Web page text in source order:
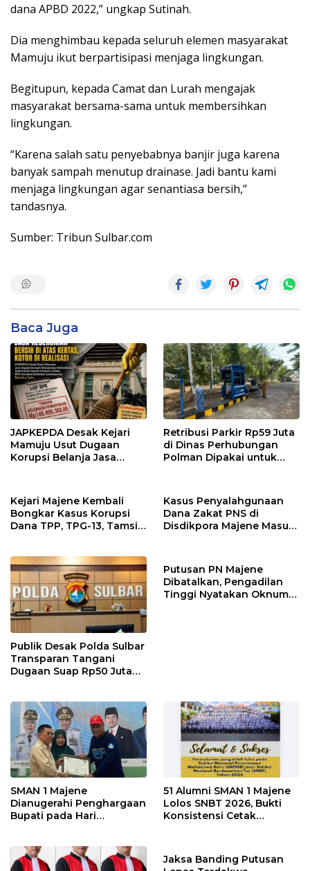
dana APBD 2022,” ungkap Sutinah.
Dia menghimbau kepada seluruh elemen masyarakat
Mamuju ikut berpartisipasi menjaga lingkungan.
Begitupun, kepada Camat dan Lurah mengajak
masyarakat bersama-sama untuk membersihkan
lingkungan.
“Karena salah satu penyebabnya banjir juga karena
banyak sampah menutup drainase. Jadi bantu kami
menjaga lingkungan agar senantiasa bersih,”
tandasnya.
Sumber: Tribun Sulbar.com
Baca Juga
JAPKEPDA Desak Kejari
Mamuju Usut Dugaan
Korupsi Belanja Jasa
Kelebihan Pembayaran
Rp146,4 Juta
Retribusi Parkir Rp59 Juta
di Dinas Perhubungan
Polman Dipakai untuk
Kejari Majene Kembali
Bongkar Kasus Korupsi
Dana TPP, TPG-13, Tamsil-
Kasus Penyalahgunaan
Dana Zakat PNS di
Disdikpora Majene Masuk
Tersangkanya?
Publik Desak Polda Sulbar
Transparan Tangani
Dugaan Suap Rp50 Juta
Putusan PN Majene
Dibatalkan, Pengadilan
Tinggi Nyatakan Oknum
SMAN 1 Majene
Dianugerahi Penghargaan
Bupati pada Hari
51 Alumni SMAN 1 Majene
Lolos SNBT 2026, Bukti
Konsistensi Cetak
Jaksa Banding Putusan